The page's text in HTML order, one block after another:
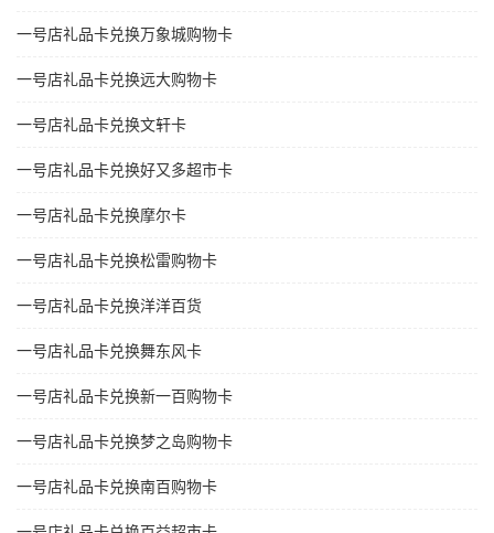
一号店礼品卡兑换万象城购物卡
一号店礼品卡兑换远大购物卡
一号店礼品卡兑换文轩卡
一号店礼品卡兑换好又多超市卡
一号店礼品卡兑换摩尔卡
一号店礼品卡兑换松雷购物卡
一号店礼品卡兑换洋洋百货
一号店礼品卡兑换舞东风卡
一号店礼品卡兑换新一百购物卡
一号店礼品卡兑换梦之岛购物卡
一号店礼品卡兑换南百购物卡